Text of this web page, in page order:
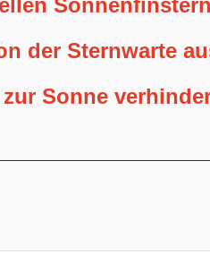
der Sternwarte
Sonne